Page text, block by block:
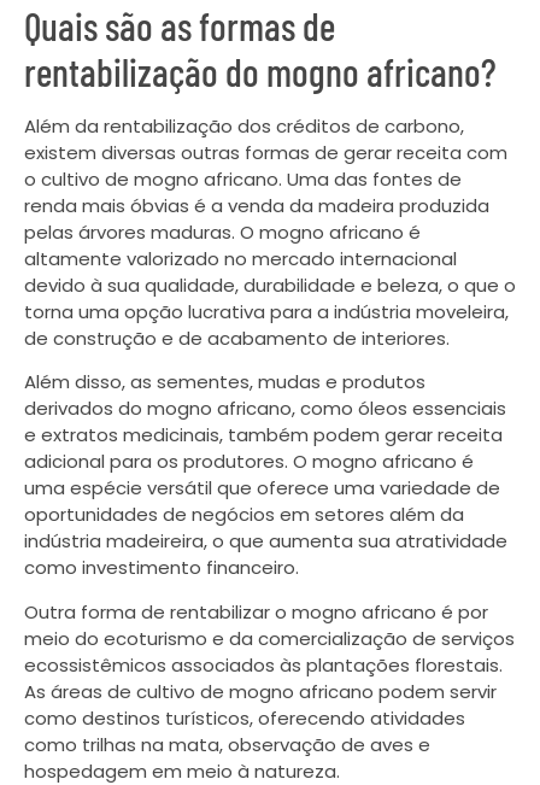
Quais são as formas de
rentabilização do mogno africano?
Além da rentabilização dos créditos de carbono,
existem diversas outras formas de gerar receita com
o cultivo de mogno africano. Uma das fontes de
renda mais óbvias é a venda da madeira produzida
pelas árvores maduras. O mogno africano é
altamente valorizado no mercado internacional
devido à sua qualidade, durabilidade e beleza, o que o
torna uma opção lucrativa para a indústria moveleira,
de construção e de acabamento de interiores.
Além disso, as sementes, mudas e produtos
derivados do mogno africano, como óleos essenciais
e extratos medicinais, também podem gerar receita
adicional para os produtores. O mogno africano é
uma espécie versátil que oferece uma variedade de
oportunidades de negócios em setores além da
indústria madeireira, o que aumenta sua atratividade
como investimento financeiro.
Outra forma de rentabilizar o mogno africano é por
meio do ecoturismo e da comercialização de serviços
ecossistêmicos associados às plantações florestais.
As áreas de cultivo de mogno africano podem servir
como destinos turísticos, oferecendo atividades
como trilhas na mata, observação de aves e
hospedagem em meio à natureza.